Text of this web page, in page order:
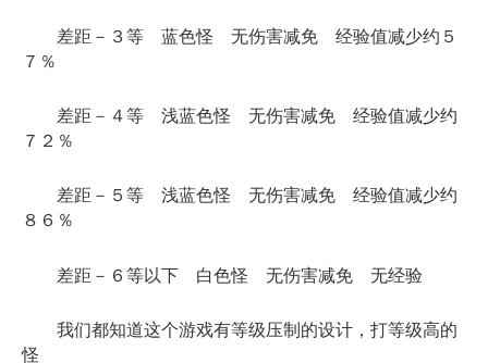
差距－３等 蓝色怪 无伤害减免 经验值减少约５
７％
差距－４等 浅蓝色怪 无伤害减免 经验值减少约
７２％
差距－５等 浅蓝色怪 无伤害减免 经验值减少约
８６％
差距－６等以下 白色怪 无伤害减免 无经验
我们都知道这个游戏有等级压制的设计，打等级高的
怪